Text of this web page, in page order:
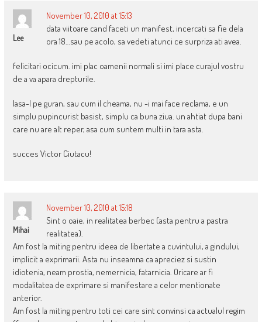
Lee
November 10, 2010 at 15:13
data viitoare cand faceti un manifest, incercati sa fie dela
ora 18…sau pe acolo, sa vedeti atunci ce surpriza ati avea.
felicitari ocicum. imi plac oamenii normali si imi place curajul vostru
de a va apara drepturile.
lasa-l pe guran, sau cum il cheama, nu -i mai face reclama, e un
simplu pupincurist basist, simplu ca buna ziua. un ahtiat dupa bani
care nu are alt reper, asa cum suntem multi in tara asta.
succes Victor Ciutacu!
Mihai
November 10, 2010 at 15:18
Sint o oaie, in realitatea berbec (asta pentru a pastra
realitatea).
Am fost la miting pentru ideea de libertate a cuvintului, a gindului,
implicit a exprimarii. Asta nu inseamna ca apreciez si sustin
idiotenia, neam prostia, nemernicia, fatarnicia. Oricare ar fi
modalitatea de exprimare si manifestare a celor mentionate
anterior.
Am fost la miting pentru toti cei care sint convinsi ca actualul regim